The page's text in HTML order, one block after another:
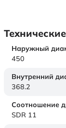
Наружный
450
Внутренний
368.2
Соотношение
SDR 11